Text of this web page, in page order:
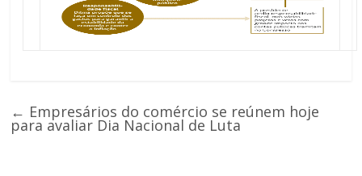
← Empresários do comércio se reúnem hoje
para avaliar Dia Nacional de Luta